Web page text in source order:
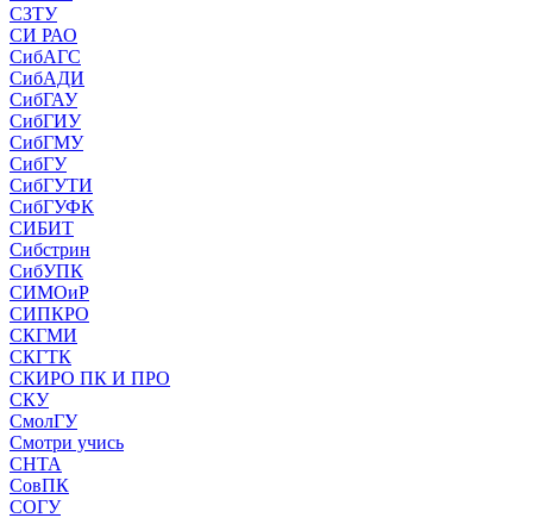
СЗТУ
СИ РАО
СибАГС
СибАДИ
СибГАУ
СибГИУ
СибГМУ
СибГУ
СибГУТИ
СибГУФК
СИБИТ
Сибстрин
СибУПК
СИМОиР
СИПКРО
СКГМИ
СКГТК
СКИРО ПК И ПРО
СКУ
СмолГУ
Смотри учись
СНТА
СовПК
СОГУ